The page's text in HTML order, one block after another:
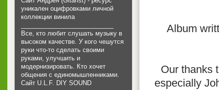
Album
Our thanks
especially
уникален оцифровками личной
коллекции винила
Все, кто любит слушать музыку в
высоком качестве. У кого чешутся
руки что-то сделать своими
руками, улучшить и
модернизировать. Кто хочет
общения с единомышленниками.
Cайт U.L.F. DIY SOUND